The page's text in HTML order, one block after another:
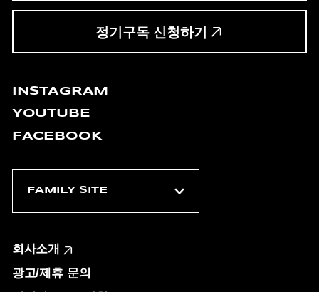
정기구독 신청하기
INSTAGRAM
YOUTUBE
FACEBOOK
회사소개
광고/제휴 문의